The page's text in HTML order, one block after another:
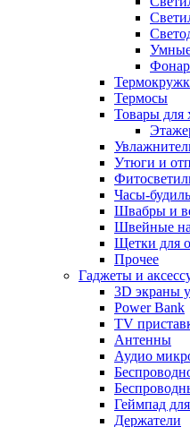
Термосы
Товары для
Утюги и
Часы-
Швабры и
Швейные
Щетки для
Прочее
Гаджеты и
3D экраны
Power Bank
TV
Антенны
Аудио
Геймпад
Держатели